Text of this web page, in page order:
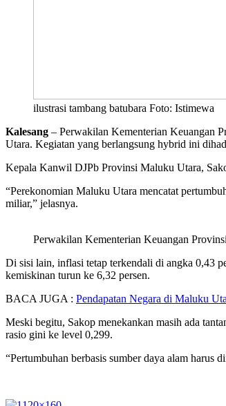
ilustrasi tambang batubara Foto: Istimewa
Kalesang – Perwakilan Kementerian Keuangan
Utara. Kegiatan yang berlangsung hybrid ini
Kepala Kanwil DJPb Provinsi Maluku Utara,
“Perekonomian Maluku Utara mencatat
miliar,” jelasnya.
Perwakilan Kementerian Keuangan
Di sisi lain, inflasi tetap terkendali di angka 0,43
kemiskinan turun ke 6,32 persen.
BACA JUGA : Pendapatan Negara di Maluku
Meski begitu, Sakop menekankan masih ada
rasio gini ke level 0,299.
“Pertumbuhan berbasis sumber daya alam harus